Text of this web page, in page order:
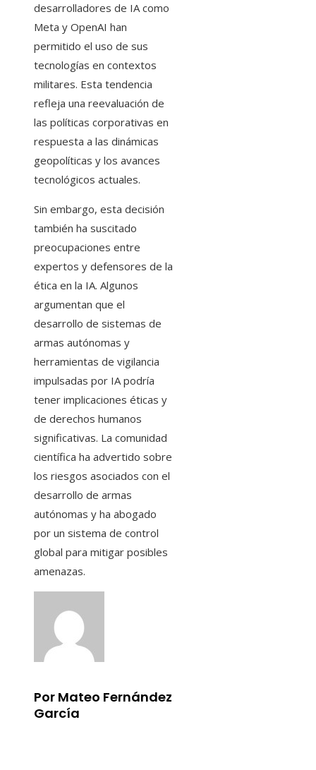
desarrolladores de IA como
Meta y OpenAI han
permitido el uso de sus
tecnologías en contextos
militares. Esta tendencia
refleja una reevaluación de
las políticas corporativas en
respuesta a las dinámicas
geopolíticas y los avances
tecnológicos actuales.
Sin embargo, esta decisión
también ha suscitado
preocupaciones entre
expertos y defensores de la
ética en la IA. Algunos
argumentan que el
desarrollo de sistemas de
armas autónomas y
herramientas de vigilancia
impulsadas por IA podría
tener implicaciones éticas y
de derechos humanos
significativas. La comunidad
científica ha advertido sobre
los riesgos asociados con el
desarrollo de armas
autónomas y ha abogado
por un sistema de control
global para mitigar posibles
amenazas.
Por Mateo Fernández
García